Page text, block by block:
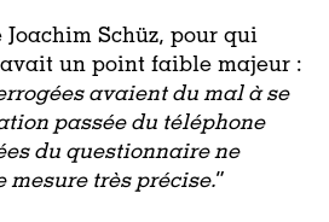
Joachim Schüz, pour qui
un point faible majeur :
avaient du mal à se
passée du téléphone
du questionnaire ne
mesure très précise.”